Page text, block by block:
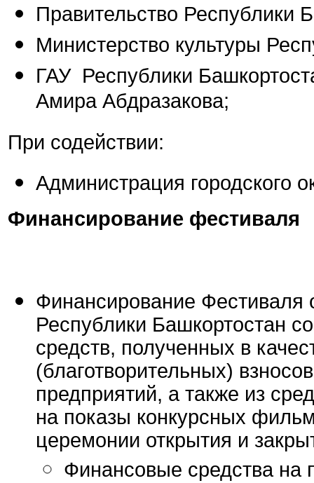
Правительство Республики
Министерство культуры
ГАУ Республики
Амира Абдразакова;
При содействии:
Администрация городского
Финансирование фестиваля
Финансирование Фестиваля
Республики Башкортостан
средств, полученных в
(благотворительных)
предприятий, а также из
на показы конкурсных
церемонии открытия и
Финансовые средства на